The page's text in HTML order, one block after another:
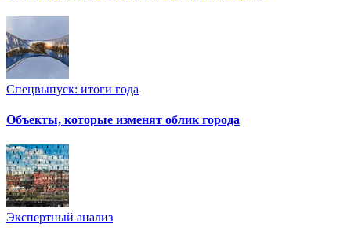
Спецвыпуск: итоги года
Объекты, которые изменят облик города
Экспертный анализ